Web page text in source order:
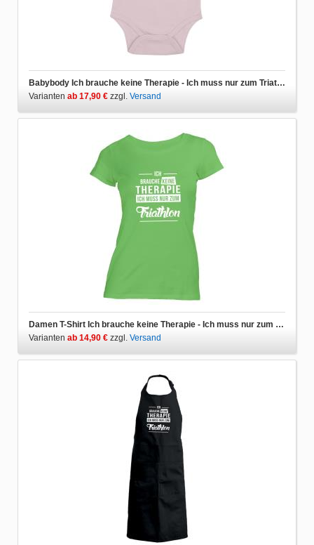
Babybody Ich brauche keine Therapie - Ich muss nur zum Triathlon
Varianten ab 17,90 € zzgl. Versand
Damen T-Shirt Ich brauche keine Therapie - Ich muss nur zum Triathlon
Varianten ab 14,90 € zzgl. Versand